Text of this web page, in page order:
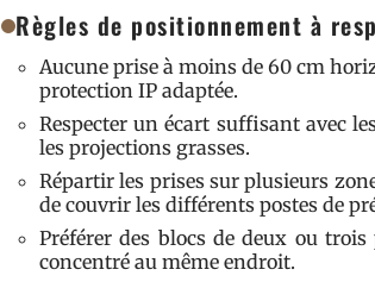
Règles de positionnement à
Aucune prise à moins de 60 cm
protection IP adaptée.
Respecter un écart suffisant avec
les projections grasses.
Répartir les prises sur plusieurs
de couvrir les différents postes de
Préférer des blocs de deux ou
concentré au même endroit.